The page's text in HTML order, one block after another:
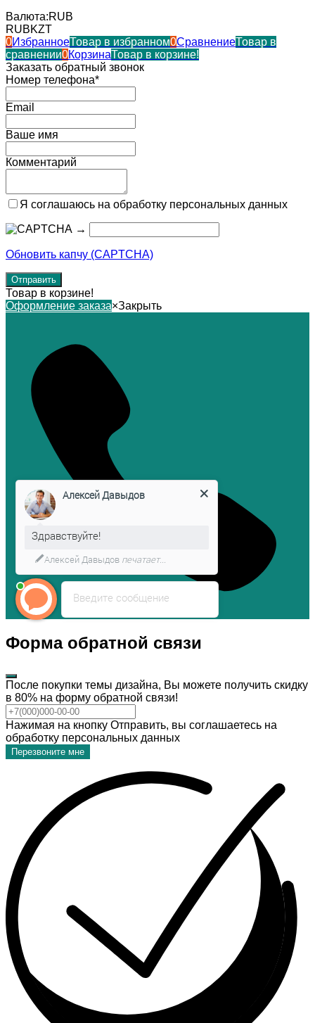
Валюта:RUB
RUBKZT
0ИзбранноеТовар в избранном0СравнениеТовар в
сравнении0КорзинаТовар в корзине!
Заказать обратный звонок
Номер телефона*
Email
Ваше имя
Комментарий
Я соглашаюсь на обработку персональных данных
→
Обновить капчу (CAPTCHA)
Товар в корзине!
Оформление заказа×Закрыть
Форма обратной связи
После покупки темы дизайна, Вы можете получить скидку
в 80% на форму обратной связи!
Нажимая на кнопку Отправить, вы соглашаетесь на
обработку персональных данных
Перезвоните мне
Введите сообщение
Алексей Давыдов
Здравствуйте!
Алексей Давыдов печатает...